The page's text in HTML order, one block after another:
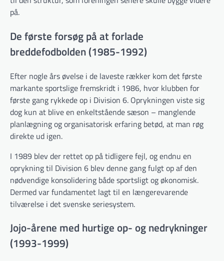
på.
De første forsøg på at forlade
breddefodbolden (1985-1992)
Efter nogle års øvelse i de laveste rækker kom det første
markante sportslige fremskridt i 1986, hvor klubben for
første gang rykkede op i Division 6. Oprykningen viste sig
dog kun at blive en enkeltstående sæson – manglende
planlægning og organisatorisk erfaring betød, at man røg
direkte ud igen.
I 1989 blev der rettet op på tidligere fejl, og endnu en
oprykning til Division 6 blev denne gang fulgt op af den
nødvendige konsolidering både sportsligt og økonomisk.
Dermed var fundamentet lagt til en længerevarende
tilværelse i det svenske seriesystem.
Jojo-årene med hurtige op- og nedrykninger
(1993-1999)